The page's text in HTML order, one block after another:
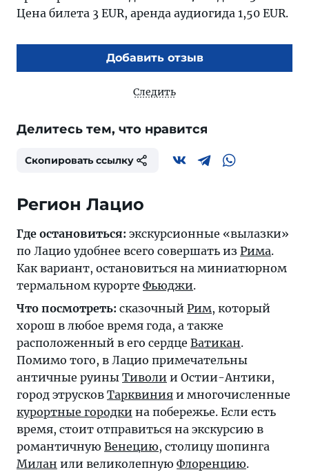
Цена билета 3 EUR, аренда аудиогида 1,50 EUR.
Добавить отзыв
Следить
Делитесь тем, что нравится
Скопировать ссылку
Регион Лацио
Где остановиться: экскурсионные «вылазки»
по Лацио удобнее всего совершать из Рима.
Как вариант, остановиться на миниатюрном
термальном курорте Фьюджи.
Что посмотреть: сказочный Рим, который
хорош в любое время года, а также
расположенный в его сердце Ватикан.
Помимо того, в Лацио примечательны
античные руины Тиволи и Остии-Антики,
город этрусков Тарквиния и многочисленные
курортные городки на побережье. Если есть
время, стоит отправиться на экскурсию в
романтичную Венецию, столицу шопинга
Милан или великолепную Флоренцию.